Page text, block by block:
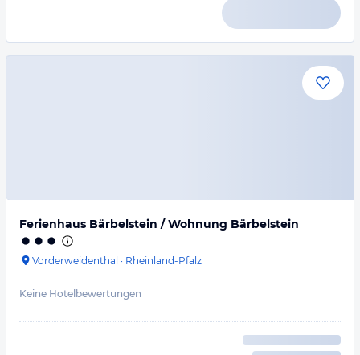
Ferienhaus Bärbelstein / Wohnung Bärbelstein
Vorderweidenthal · Rheinland-Pfalz
Keine Hotelbewertungen